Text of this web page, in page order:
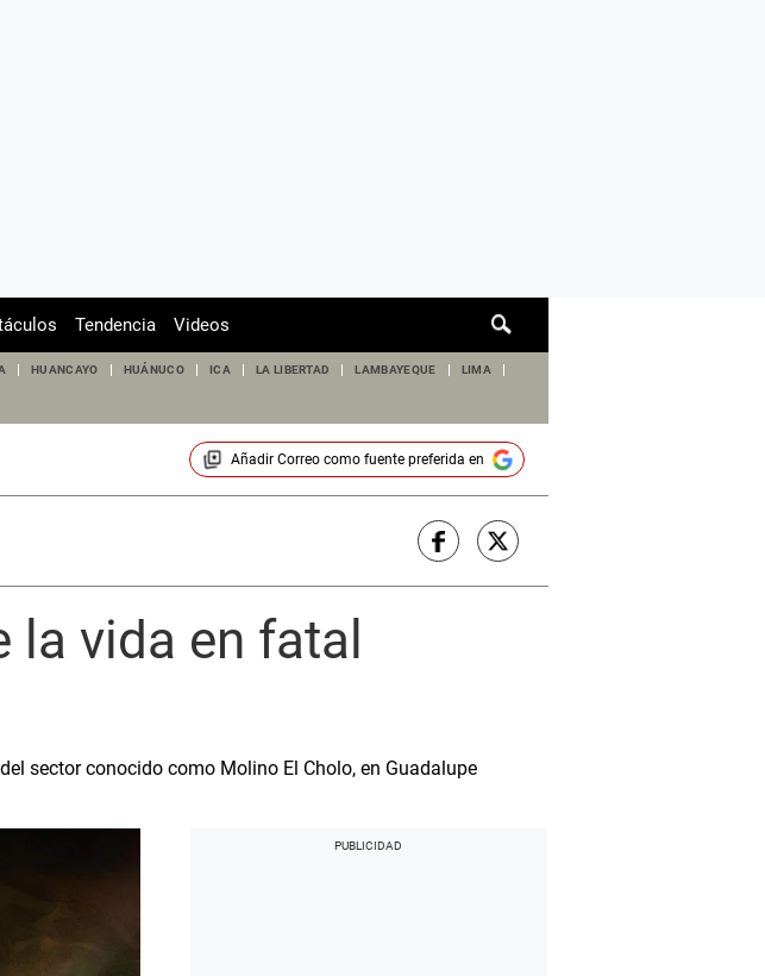
de
Tendencia Videos
HUANCAYO HUÁNUCO ICA LA LIBERTAD LAMBAYEQUE LIMA
Añadir Correocomo fuente preferida en
vida en fatal
sector conocido como Molino El Cholo, en Guadalupe